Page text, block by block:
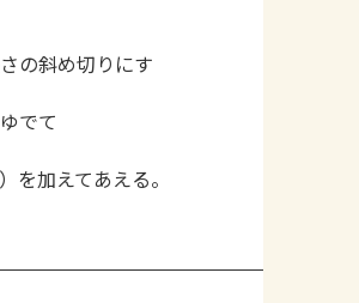
の斜め切りにす
でて
を加えてあえる。